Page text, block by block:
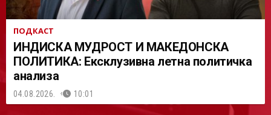
ПОДКАСТ
ИНДИСКА МУДРОСТ И МАКЕДОНСКА
ПОЛИТИКА: Ексклузивна летна политичка
анализа
04.08.2026. 10:01